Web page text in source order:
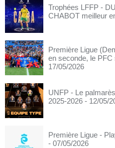
Trophées LFFP -
CHABOT meilleur
Première Ligue
en seconde, le
17/05/2026
UNFP - Le
2025-2026 - 12/05/
Première Ligue -
- 07/05/2026